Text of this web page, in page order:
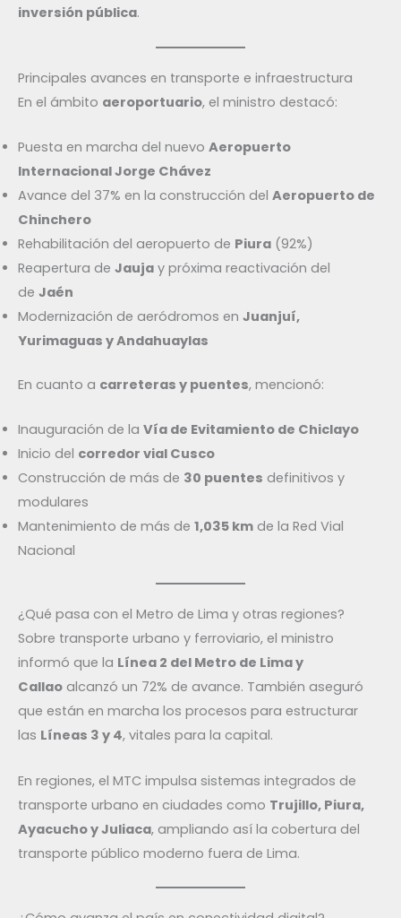
inversión pública.
Principales avances en transporte e infraestructura
En el ámbito aeroportuario, el ministro destacó:
Puesta en marcha del nuevo Aeropuerto
Internacional Jorge Chávez
Avance del 37% en la construcción del Aeropuerto de
Chinchero
Rehabilitación del aeropuerto de Piura (92%)
Reapertura de Jauja y próxima reactivación del
de Jaén
Modernización de aeródromos en Juanjuí,
Yurimaguas y Andahuaylas
En cuanto a carreteras y puentes, mencionó:
Inauguración de la Vía de Evitamiento de Chiclayo
Inicio del corredor vial Cusco
Construcción de más de 30 puentes definitivos y
modulares
Mantenimiento de más de 1,035 km de la Red Vial
Nacional
¿Qué pasa con el Metro de Lima y otras regiones?
Sobre transporte urbano y ferroviario, el ministro
informó que la Línea 2 del Metro de Lima y
Callao alcanzó un 72% de avance. También aseguró
que están en marcha los procesos para estructurar
las Líneas 3 y 4, vitales para la capital.
En regiones, el MTC impulsa sistemas integrados de
transporte urbano en ciudades como Trujillo, Piura,
Ayacucho y Juliaca, ampliando así la cobertura del
transporte público moderno fuera de Lima.